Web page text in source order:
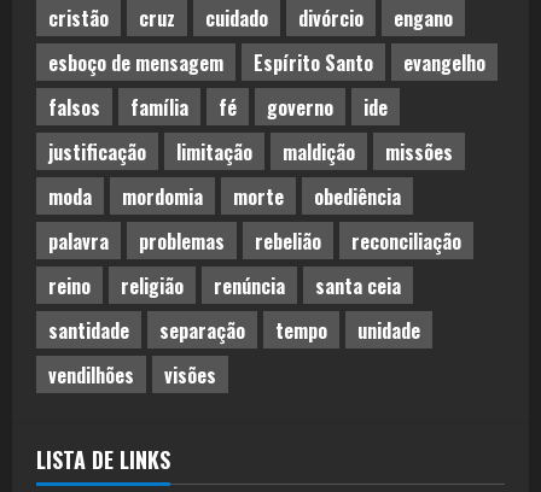
cristão
cruz cuidado divórcio
engano
esboço de mensagem
Espírito Santo
evangelho
falsos
família fé governo
ide
justificação
limitação maldição
missões
moda
mordomia morte
obediência
palavra
problemas rebelião
reconciliação
reino
religião renúncia
santa ceia
santidade
separação tempo
unidade
vendilhões
visões
LISTA DE LINKS